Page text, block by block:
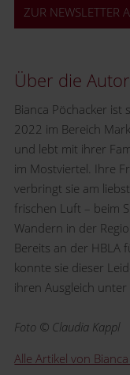
ZUR NEWSLETTER
Über die
Bianca Pöchacker ist
2022 im Bereich
und lebt mit ihrer
im Mostviertel. Ihre
verbringt sie am
frischen Luft – beim
Wandern in der
Bereits an der HBLA
konnte sie dieser
ihren Ausgleich
Foto © Claudia Kappl
Alle Artikel von